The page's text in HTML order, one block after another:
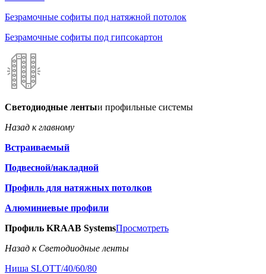
Безрамочные софиты под натяжной потолок
Безрамочные софиты под гипсокартон
Светодиодные лентыи профильные системы
Назад к главному
Встраиваемый
Подвесной/накладной
Профиль для натяжных потолков
Алюминиевые профили
Профиль KRAAB SystemsПросмотреть
Назад к Светодиодные ленты
Ниша SLOTT/40/60/80